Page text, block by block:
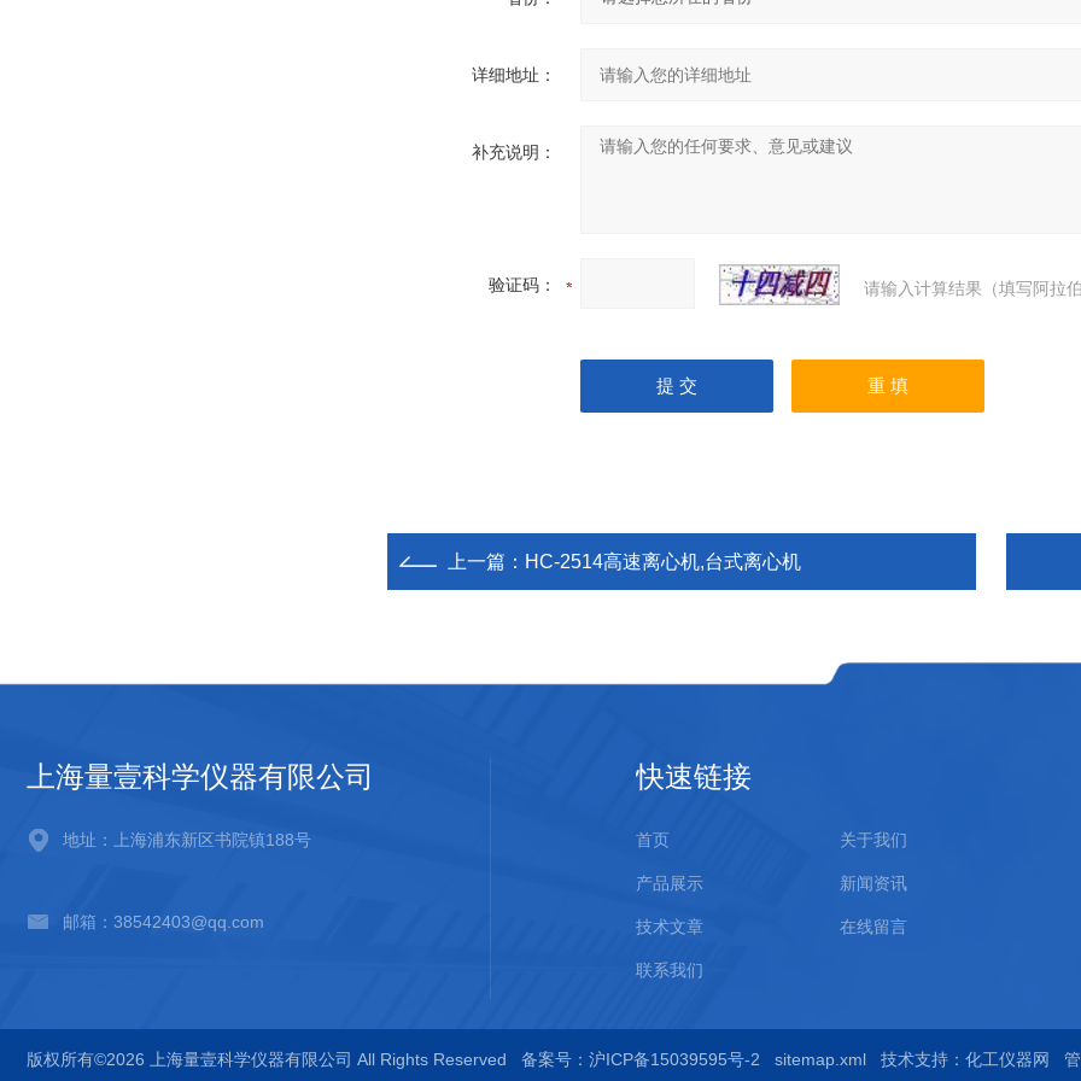
详细地址：
补充说明：
验证码： 请输入计算结果（填写阿拉
上一篇： HC-2514高速离心机,台式离心机
上海量壹科学仪器有限公司
地址：上海浦东新区书院镇188号
邮箱：38542403@qq.com
快速链接
首页 关于我们
产品展示 新闻资讯
技术文章 在线留言
联系我们
版权所有©2026 上海量壹科学仪器有限公司 All Rights Reserved 备案号：沪ICP备15039595号-2 sitemap.xml 技术支持： 化工仪器网